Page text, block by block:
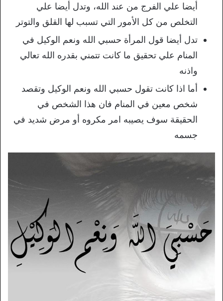
أيضا علي الفرج من عند الله، وتدل أيضا علي
التخلص من كل الأمور التي تسبب لها القلق والتوتر
تدل أيضا قول المرأة حسبي الله ونعم الوكيل في
المنام علي تحقيق ما كانت تتمني بقدره الله تعالي
واذنه
أما اذا كانت تقول حسبي الله ونعم الوكيل وتقصد
شخص معين في المنام فان هذا الشخص في
الحقيقة سوف يصيبه امر مكروه أو مرض شديد في
جسمه